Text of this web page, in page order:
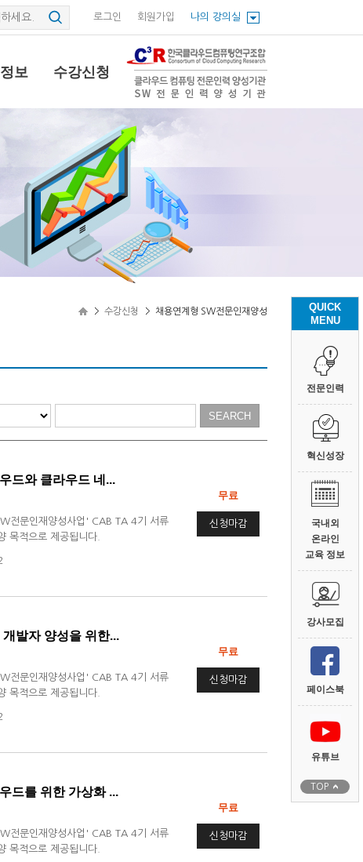
로그인 회원가입 나의 강의실
보 수강신청
QUICK
MENU
전문인력
혁신성장
국내외
온라인
교육 정보
강사모집
페이스북
유튜브
TOP
수강신청 채용연계형 SW전문인재양성
드와 클라우드 네...
전문인재양성사업' CAB TA 4기 서류
목적으로 제공됩니다.
무료
신청마감
발자 양성을 위한...
전문인재양성사업' CAB TA 4기 서류
목적으로 제공됩니다.
무료
신청마감
드를 위한 가상화 ...
전문인재양성사업' CAB TA 4기 서류
목적으로 제공됩니다.
무료
신청마감